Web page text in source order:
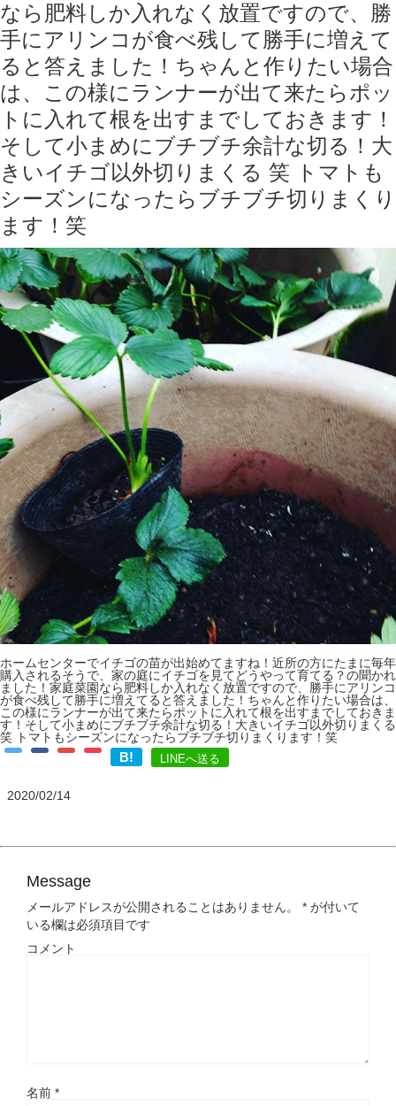
なら肥料しか入れなく放置ですので、勝
手にアリンコが食べ残して勝手に増えて
ると答えました！ちゃんと作りたい場合
は、この様にランナーが出て来たらポッ
トに入れて根を出すまでしておきます！
そして小まめにブチブチ余計な切る！大
きいイチゴ以外切りまくる 笑 トマトも
シーズンになったらブチブチ切りまくり
ます！笑
ホームセンターでイチゴの苗が出始めてますね！近所の方にたまに毎年
購入されるそうで、家の庭にイチゴを見てどうやって育てる？の聞かれ
ました！家庭菜園なら肥料しか入れなく放置ですので、勝手にアリンコ
が食べ残して勝手に増えてると答えました！ちゃんと作りたい場合は、
この様にランナーが出て来たらポットに入れて根を出すまでしておきま
す！そして小まめにブチブチ余計な切る！大きいイチゴ以外切りまくる
笑 トマトもシーズンになったらブチブチ切りまくります！笑
B! LINEへ送る
2020/02/14
Message
メールアドレスが公開されることはありません。 * が付いて
いる欄は必須項目です
コメント
名前 *